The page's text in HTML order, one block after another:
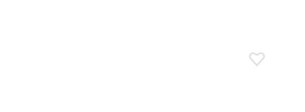
Добавить